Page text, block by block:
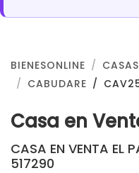
BIENESONLINE CASAS
CABUDARE
Casa en
CASA EN VENTA EL
517290